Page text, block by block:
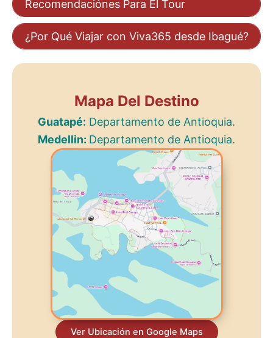
Recomendaciónes Para El Tour
¿Por Qué Viajar con Viva365 desde Ibagué?
Mapa Del Destino
Guatapé: Departamento de Antioquia.
Medellin: Departamento de Antioquia.
Ver Ubicación en Google Maps